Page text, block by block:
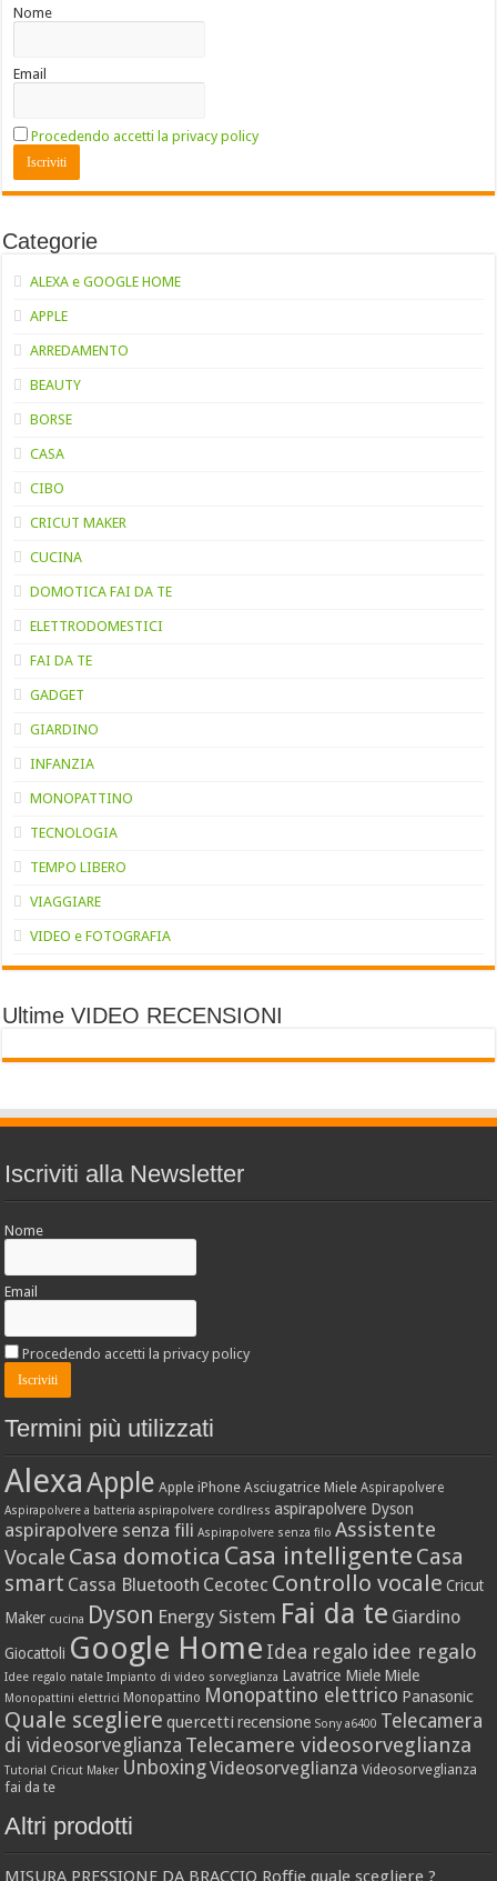
Nome
Email
Procedendo accetti la privacy policy
Categorie
ALEXA e GOOGLE HOME
APPLE
ARREDAMENTO
BEAUTY
BORSE
CASA
CIBO
CRICUT MAKER
CUCINA
DOMOTICA FAI DA TE
ELETTRODOMESTICI
FAI DA TE
GADGET
GIARDINO
INFANZIA
MONOPATTINO
TECNOLOGIA
TEMPO LIBERO
VIAGGIARE
VIDEO e FOTOGRAFIA
Ultime VIDEO RECENSIONI
Iscriviti alla Newsletter
Nome
Email
Procedendo accetti la privacy policy
Termini più utilizzati
AlexaApple Apple iPhone Asciugatrice Miele Aspirapolvere
Aspirapolvere a batteria aspirapolvere cordlress aspirapolvere Dyson
aspirapolvere senza fili Aspirapolvere senza filo Assistente
Vocale Casa domotica Casa intelligente Casa
smart Cassa Bluetooth Cecotec Controllo vocale Cricut
Maker cucina Dyson Energy Sistem Fai da te Giardino
Giocattoli Google Home Idea regalo idee regalo
Idee regalo natale Impianto di video sorveglianza Lavatrice Miele Miele
Monopattini elettrici Monopattino Monopattino elettrico Panasonic
Quale scegliere quercetti recensione Sony a6400 Telecamera
di videosorveglianza Telecamere videosorveglianza
Tutorial Cricut Maker UnboxingVideosorveglianza Videosorveglianza
fai da te
Altri prodotti
MISURA PRESSIONE DA BRACCIO Roffie quale scegliere ?